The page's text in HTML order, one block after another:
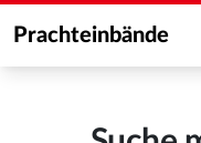
Prachteinbände